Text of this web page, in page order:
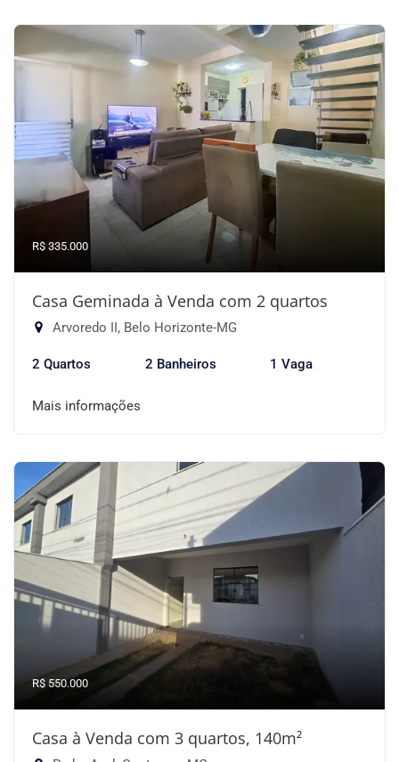
R$ 335.000
Casa Geminada à Venda com 2 quartos
Arvoredo II, Belo Horizonte-MG
2 Quartos 2 Banheiros 1 Vaga
Mais informações
R$ 550.000
Casa à Venda com 3 quartos, 140m²